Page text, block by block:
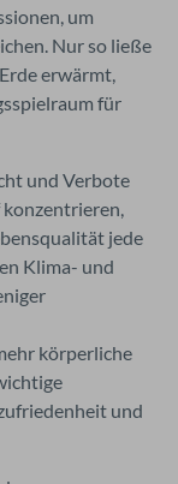
um
Nur so ließe
erwärmt,
für
und Verbote
jede
Klima- und
körperliche
und